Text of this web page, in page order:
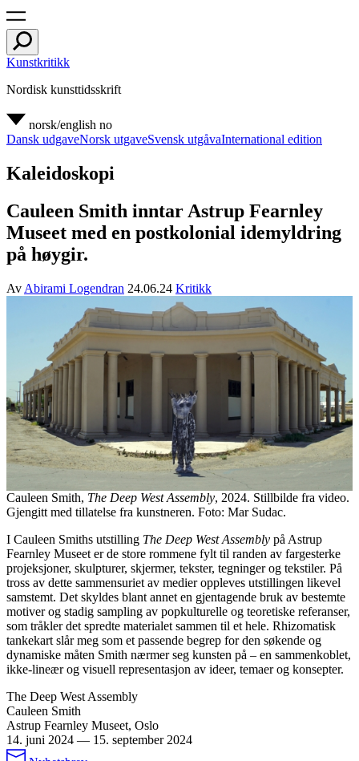
Kunstkritikk
Nordisk kunsttidsskrift
norsk/english no
Dansk udgaveNorsk utgaveSvensk utgåvaInternational edition
Kaleidoskopi
Cauleen Smith inntar Astrup Fearnley
Museet med en postkolonial idemyldring
på høygir.
Av Abirami Logendran 24.06.24 Kritikk
Cauleen Smith, The Deep West Assembly, 2024. Stillbilde fra video.
Gjengitt med tillatelse fra kunstneren. Foto: Mar Sudac.
I Cauleen Smiths utstilling The Deep West Assembly på Astrup
Fearnley Museet er de store rommene fylt til randen av fargesterke
projeksjoner, skulpturer, skjermer, tekster, tegninger og tekstiler. På
tross av dette sammensuriet av medier oppleves utstillingen likevel
samstemt. Det skyldes blant annet en gjentagende bruk av bestemte
motiver og stadig sampling av popkulturelle og teoretiske referanser,
som tråkler det spredte materialet sammen til et hele. Rhizomatisk
tankekart slår meg som et passende begrep for den søkende og
dynamiske måten Smith nærmer seg kunsten på – en sammenkoblet,
ikke-lineær og visuell representasjon av ideer, temaer og konsepter.
The Deep West Assembly
Cauleen Smith
Astrup Fearnley Museet, Oslo
14. juni 2024 — 15. september 2024